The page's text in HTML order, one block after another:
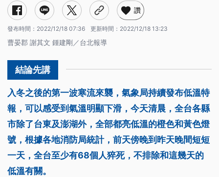
讚
發布時間： 2022/12/18 07:36 更新時間： 2022/12/18 13:23
曹晏郡 謝其文 鍾建剛／台北報導
入冬之後的第一波寒流來襲，氣象局持續發布低溫特
報，可以感受到氣溫明顯下滑，今天清晨，全台各縣
市除了台東及澎湖外，全部都亮低溫的橙色和黃色燈
號，根據各地消防局統計，前天傍晚到昨天晚間短短
一天，全台至少有68個人猝死，不排除和這幾天的
低溫有關。